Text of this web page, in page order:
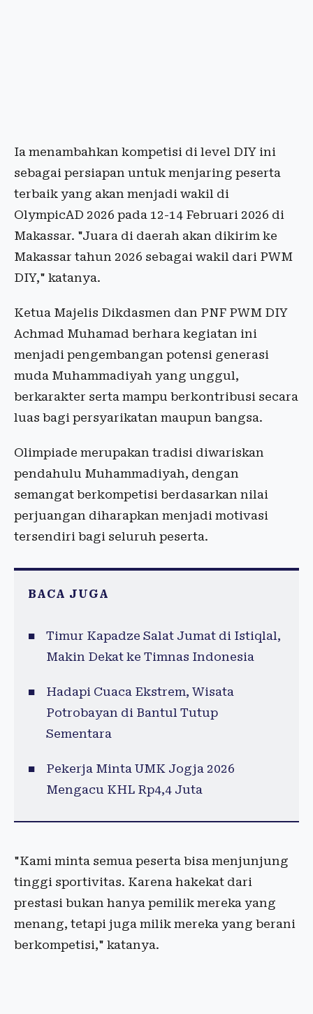
Ia menambahkan kompetisi di level DIY ini
sebagai persiapan untuk menjaring peserta
terbaik yang akan menjadi wakil di
OlympicAD 2026 pada 12-14 Februari 2026 di
Makassar. "Juara di daerah akan dikirim ke
Makassar tahun 2026 sebagai wakil dari PWM
DIY," katanya.
Ketua Majelis Dikdasmen dan PNF PWM DIY
Achmad Muhamad berhara kegiatan ini
menjadi pengembangan potensi generasi
muda Muhammadiyah yang unggul,
berkarakter serta mampu berkontribusi secara
luas bagi persyarikatan maupun bangsa.
Olimpiade merupakan tradisi diwariskan
pendahulu Muhammadiyah, dengan
semangat berkompetisi berdasarkan nilai
perjuangan diharapkan menjadi motivasi
tersendiri bagi seluruh peserta.
BACA JUGA
Timur Kapadze Salat Jumat di Istiqlal,
Makin Dekat ke Timnas Indonesia
Hadapi Cuaca Ekstrem, Wisata
Potrobayan di Bantul Tutup
Sementara
Pekerja Minta UMK Jogja 2026
Mengacu KHL Rp4,4 Juta
"Kami minta semua peserta bisa menjunjung
tinggi sportivitas. Karena hakekat dari
prestasi bukan hanya pemilik mereka yang
menang, tetapi juga milik mereka yang berani
berkompetisi," katanya.